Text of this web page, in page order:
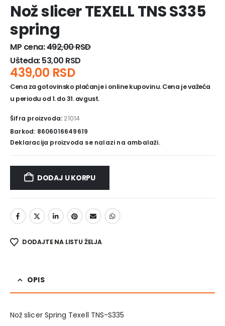
Nož slicer TEXELL TNS S335
spring
MP cena:492,00RSD
Ušteda:53,00 RSD
439,00 RSD
Cena za gotovinsko plaćanje i online kupovinu. Cena je važeća
u periodu od 1. do 31. avgust.
Šifra proizvoda: 21014
Barkod: 8606016649619
Deklaracija proizvoda se nalazi na ambalaži.
DODAJ U KORPU
DODAJTE NA LISTU ŽELJA
OPIS
Nož slicer Spring Texell TNS-S335